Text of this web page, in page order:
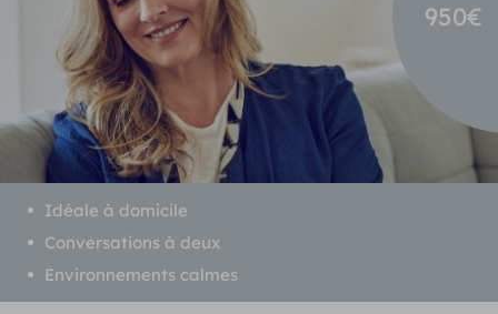
950€
Idéale à domicile
Conversations à deux
Environnements calmes